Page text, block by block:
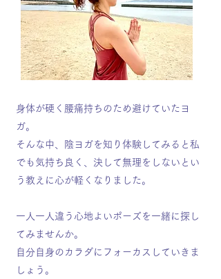
身体が硬く腰痛持ちのため避けていたヨ
ガ。
そんな中、陰ヨガを知り体験してみると私
でも気持ち良く、決して無理をしないとい
う教えに心が軽くなりました。
一人一人違う心地よいポーズを一緒に探し
てみませんか。
自分自身のカラダにフォーカスしていきま
しょう。​